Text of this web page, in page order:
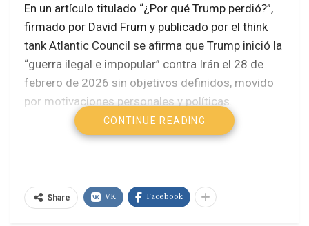
En un artículo titulado “¿Por qué Trump perdió?”,
firmado por David Frum y publicado por el think
tank Atlantic Council se afirma que Trump inició la
“guerra ilegal e impopular” contra Irán el 28 de
febrero de 2026 sin objetivos definidos, movido
por motivaciones personales y políticas.
El análisis subraya que el presidente justificó los
instalaciones nucleares iraníes en la ofensiva
conjunta con Israel en 2025, pero no explicó por
CONTINUE READING
Share VK Facebook